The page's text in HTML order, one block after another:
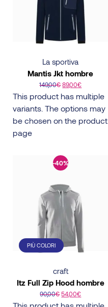
La sportiva
Mantis Jkt hombre
149,00€ 89,00€
This product has multiple
variants. The options may
be chosen on the product
page
-40%
PIÙ COLORI
craft
Itz Full Zip Hood hombre
90,00€ 54,00€